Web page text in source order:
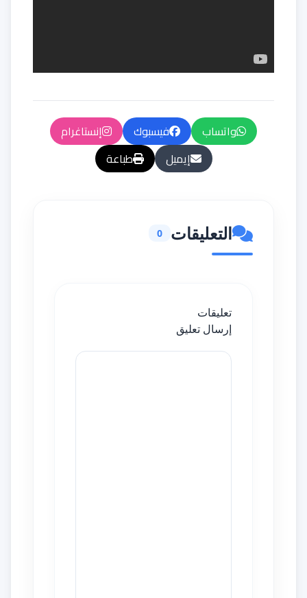
واتساب فيسبوك
إنستاغرام
إيميل
طباعة
التعليقات 0
تعليقات
إرسال تعليق